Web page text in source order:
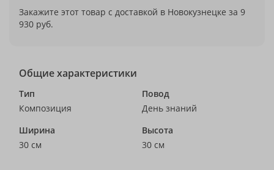
Закажите этот товар с доставкой в Новокузнецке за 9
930 руб.
Общие характеристики
Тип
Композиция
Повод
День знаний
Ширина
30 см
Высота
30 см